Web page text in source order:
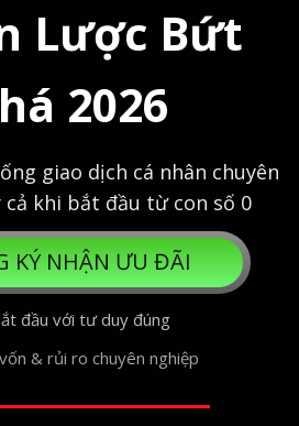
Lược Bứt
2026
giao dịch cá nhân chuyên
cả khi bắt đầu từ con số 0
đầu với tư duy đúng
& rủi ro chuyên nghiệp
KÝ NHẬN ƯU ĐÃI